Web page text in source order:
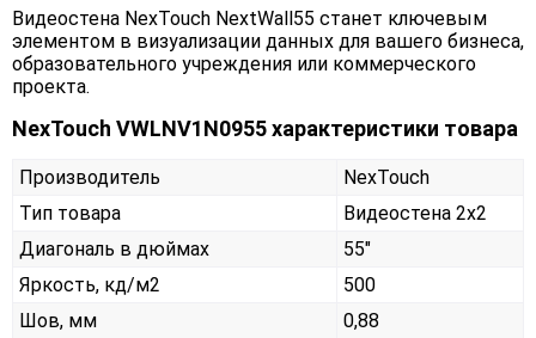
Видеостена NexTouch NextWall55 станет ключевым
элементом в визуализации данных для вашего бизнеса,
образовательного учреждения или коммерческого
проекта.
NexTouch VWLNV1N0955 характеристики товара
Производитель
NexTouch
Тип товара
Видеостена 2х2
Диагональ в дюймах
55"
Яркость, кд/м2
500
Шов, мм
0,88